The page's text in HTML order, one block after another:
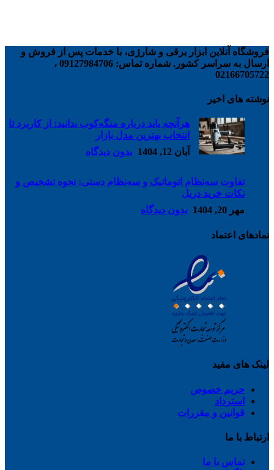
فروشگاه آنلاین ابزار برقی و شارژی، با خدمات پس از فروش و
ارسال به سراسر کشور. شماره تماس: 09127984706 ،
02166705722
نوشته های اخیر
هرآنچه باید درباره منگه‌کوب بدانید: از کاربرد تا
انتخاب بهترین مدل بازار
آبان 12, 1404
بدون دیدگاه
تفاوت سه‌نظام اتوماتیک و سه‌نظام دستی: نحوه تشخیص و
نکات خرید دریل
مهر 20, 1404
بدون دیدگاه
نمادهای اعتماد
لینک های مفید
حریم خصوص
استرداد
قوانین و مقررات
ارتباط با ما
تماس با ما